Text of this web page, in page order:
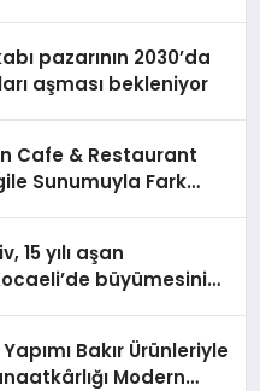
pazarının 2030’da
aşması bekleniyor
Cafe & Restaurant
Sunumuyla Fark
15 yılı aşan
büyümesini
Bakır Ürünleriyle
Modern